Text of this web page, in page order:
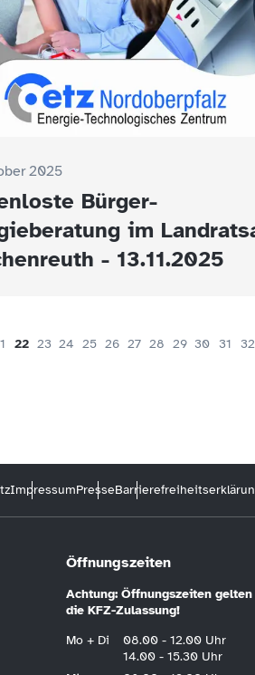
2025
Bürger-
im
- 13.11.2025
22 23 24 25 26 27 28 29 30 31 32
ImpressumPresse
Öffnungszeiten
Achtung: Öffnungszeiten
die KFZ-Zulassung!
Mo + Di
08.00 - 12.00 Uhr
14.00 - 15.30 Uhr